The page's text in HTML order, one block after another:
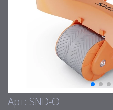
Арт: SND-O